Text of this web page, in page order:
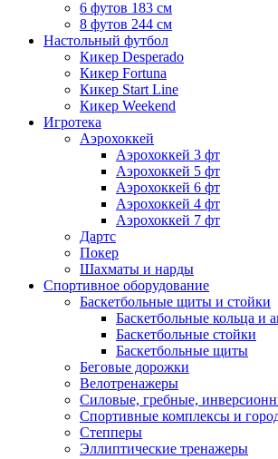
6 футов 183 см
8 футов 244 см
Настольный футбол
Кикер Desperado
Кикер Fortuna
Кикер Start Line
Кикер Weekend
Игротека
Аэрохоккей
Аэрохоккей 3 фт
Аэрохоккей 5 фт
Аэрохоккей 6 фт
Аэрохоккей 4 фт
Аэрохоккей 7 фт
Дартс
Покер
Шахматы и нарды
Спортивное оборудование
Баскетбольные щиты и стойки
Баскетбольные кольца и
Баскетбольные стойки
Баскетбольные щиты
Беговые дорожки
Велотренажеры
Силовые, гребные,
Спортивные комплексы и
Степперы
Эллиптические тренажеры